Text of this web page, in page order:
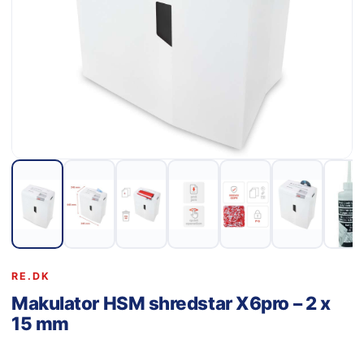
RE.DK
Makulator HSM shredstar X6pro – 2 x
15 mm